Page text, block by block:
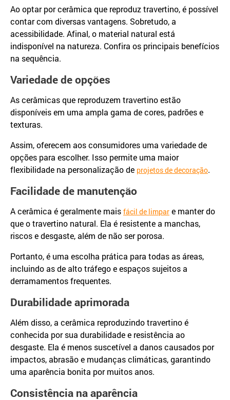
Ao optar por cerâmica que reproduz travertino, é possível
contar com diversas vantagens. Sobretudo, a
acessibilidade. Afinal, o material natural está
indisponível na natureza. Confira os principais benefícios
na sequência.
Variedade de opções
As cerâmicas que reproduzem travertino estão
disponíveis em uma ampla gama de cores, padrões e
texturas.
Assim, oferecem aos consumidores uma variedade de
opções para escolher. Isso permite uma maior
flexibilidade na personalização de projetos de decoração.
Facilidade de manutenção
A cerâmica é geralmente mais fácil de limpar e manter do
que o travertino natural. Ela é resistente a manchas,
riscos e desgaste, além de não ser porosa.
Portanto, é uma escolha prática para todas as áreas,
incluindo as de alto tráfego e espaços sujeitos a
derramamentos frequentes.
Durabilidade aprimorada
Além disso, a cerâmica reproduzindo travertino é
conhecida por sua durabilidade e resistência ao
desgaste. Ela é menos suscetível a danos causados por
impactos, abrasão e mudanças climáticas, garantindo
uma aparência bonita por muitos anos.
Consistência na aparência